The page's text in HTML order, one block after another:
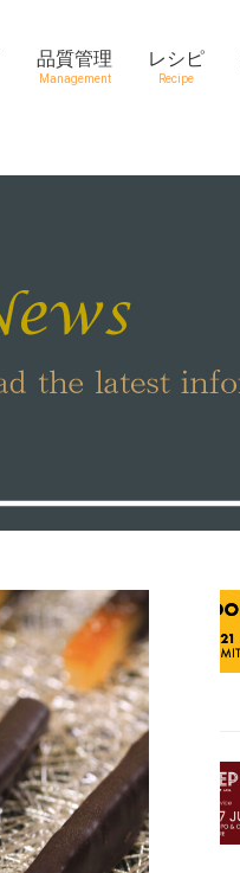
品質管理
Management
レシピ
Recipe